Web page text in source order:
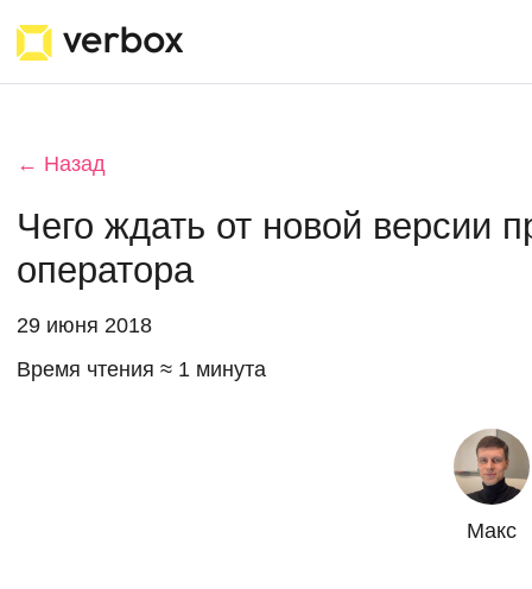
← Назад
Чего ждать от новой версии
оператора
29 июня 2018
Время чтения ≈ 1 минута
Макс